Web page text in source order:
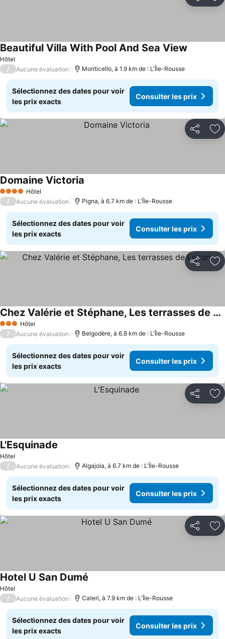
Hôtel
Beautiful Villa With Pool And Sea View
/ Aucune évaluation Monticello, à 1.9 km de : L'Île-Rousse
Sélectionnez des dates pour voir
les prix exacts
Consulter les prix
Partager
4 Étoiles Hôtel
Domaine Victoria
/ Aucune évaluation Pigna, à 6.7 km de : L'Île-Rousse
Sélectionnez des dates pour voir
les prix exacts
Consulter les prix
Partager
3 ÉtoilesHôtel
Chez Valérie et Stéphane, Les terrasses de Lozari
/ Aucune évaluation Belgodère, à 6.8 km de : L'Île-Rousse
Sélectionnez des dates pour voir
les prix exacts
Consulter les prix
Partager
Hôtel
L'Esquinade
/ Aucune évaluation Algajola, à 6.7 km de : L'Île-Rousse
Sélectionnez des dates pour voir
les prix exacts
Consulter les prix
Partager
Hôtel
Hotel U San Dumé
/ Aucune évaluation Cateri, à 7.9 km de : L'Île-Rousse
Sélectionnez des dates pour voir
les prix exacts
Consulter les prix